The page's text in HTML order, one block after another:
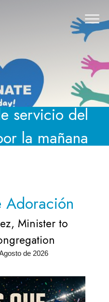
servicio del
la mañana
Adoración
Minister to
de 2026